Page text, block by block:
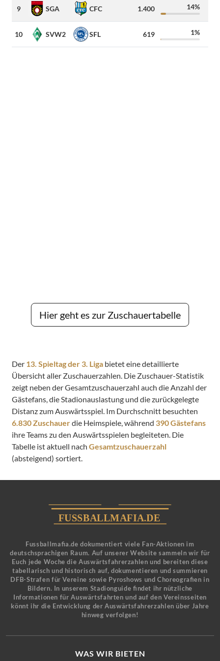
9 SGA CFC 1.400 14%
10 SVW2 SFL 619 1%
Hier geht es zur Zuschauertabelle
Der 13. Spieltag der 3. Liga bietet eine detaillierte
Übersicht aller Zuschauerzahlen. Die Zuschauer-Statistik
zeigt neben der Gesamtzuschauerzahl auch die Anzahl der
Gästefans, die Stadionauslastung und die zurückgelegte
Distanz zum Auswärtsspiel. Im Durchschnitt besuchten
6.830 Zuschauerdie Heimspiele, während 390 Gästefans
ihre Teams zu den Auswärtsspielen begleiteten. Die
Tabelle ist aktuell nach Gesamtzuschauerzahl
(absteigend) sortiert.
Fussballmafia.de dokumentiert viele Fan-Aktionen im
deutschsprachigen Raum. Auf unserer Website sammeln wir für
Euch jede Woche die Auswärtsfahrerzahlen und bereiten diese
tabellarisch und historisch auf, dokumentieren und summieren
DFB-Strafen für Vereine sowie Pyroshows und Choreografien in
Bildern. In unserem Stadionguide findet ihr nützliche
Informationen für Auswärtsfahrten und auf den Vereinsseiten
könnt ihr die Entwicklung der Auswärtsfahrerzahlen über Jahre
hinweg verfolgen!
WAS WIR BIETEN